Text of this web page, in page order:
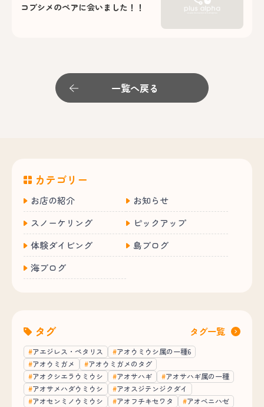
コブシメのペアに会いました！！
一覧へ戻る
カテゴリー
お店の紹介
お知らせ
スノーケリング
ピックアップ
体験ダイビング
島ブログ
海ブログ
タグ タグ一覧
アエジレス・ペタリス
アオウミウシ属の一種6
アオウミガメ
アオウミガメのタグ
アオクシエラウミウシ
アオサハギ
アオサハギ属の一種
アオサメハダウミウシ
アオスジテンジクダイ
アオセンミノウミウシ
アオフチキセワタ
アオベニハゼ